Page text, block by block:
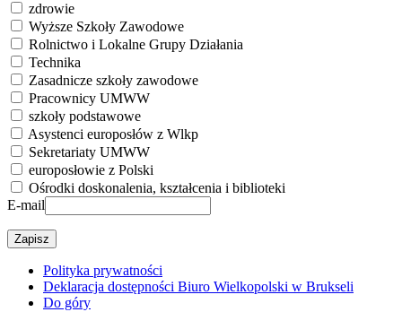
zdrowie
Wyższe Szkoły Zawodowe
Rolnictwo i Lokalne Grupy Działania
Technika
Zasadnicze szkoły zawodowe
Pracownicy UMWW
szkoły podstawowe
Asystenci europosłów z Wlkp
Sekretariaty UMWW
europosłowie z Polski
Ośrodki doskonalenia, kształcenia i biblioteki
E-mail
Polityka prywatności
Deklaracja dostępności Biuro Wielkopolski w Brukseli
Do góry